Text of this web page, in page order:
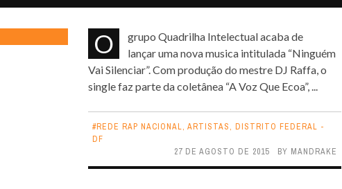
O grupo Quadrilha Intelectual acaba de
lançar uma nova musica intitulada “Ninguém
Vai Silenciar”. Com produção do mestre DJ Raffa, o
single faz parte da coletânea “A Voz Que Ecoa”, ...
#REDE RAP NACIONAL, ARTISTAS, DISTRITO FEDERAL -
DF
27 DE AGOSTO DE 2015
BY MANDRAKE